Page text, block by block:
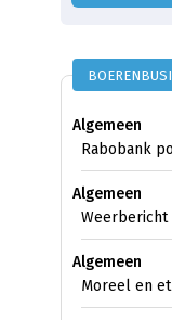
Algemeen
Rabobank
Algemeen
Algemeen
Moreel en